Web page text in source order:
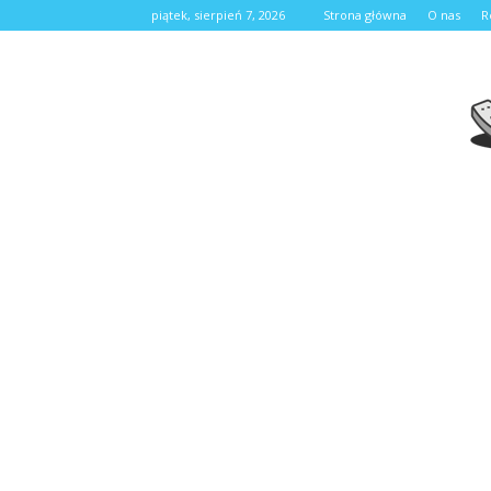
piątek, sierpień 7, 2026 Strona główna O nas